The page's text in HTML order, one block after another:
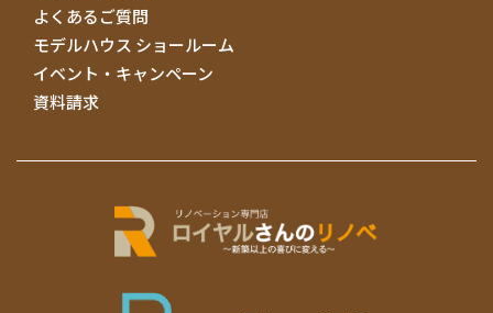
よくあるご質問
モデルハウス ショールーム
イベント・キャンペーン
資料請求